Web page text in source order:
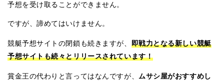
予想を受け取ることができません。
ですが、諦めてはいけません。
競艇予想サイトの閉鎖も続きますが、 即戦力となる新しい競艇
予想サイトも続々とリリースされています！
賞金王の代わりと言ってはなんですが、 ムサシ屋がおすすめし